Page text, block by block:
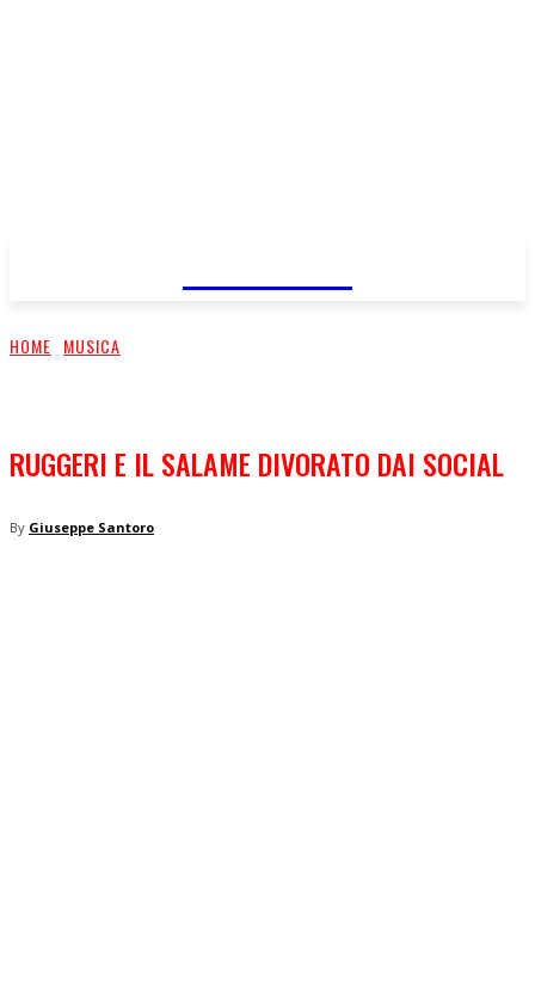
HOME MUSICA
RUGGERI E IL SALAME DIVORATO DAI SOCIAL
By Giuseppe Santoro